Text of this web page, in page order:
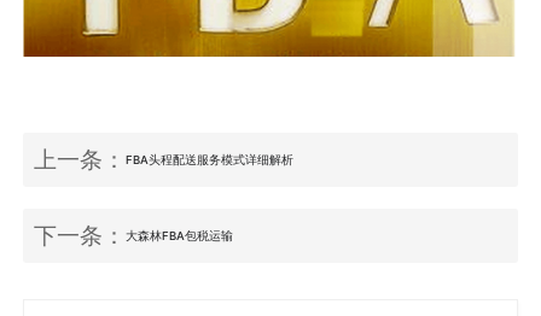
上一条：FBA头程配送服务模式详细解析
下一条：大森林FBA包税运输